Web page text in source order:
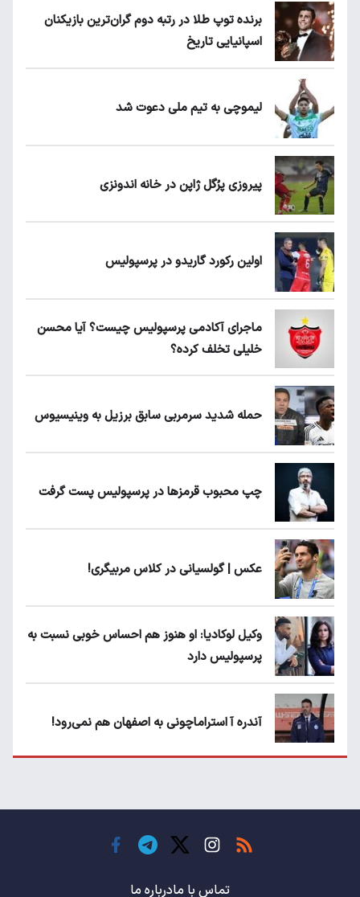
برنده توپ طلا در رتبه دوم گران‌ترین بازیکنان
اسپانیایی تاریخ
لیموچی به تیم ملی دعوت شد
پیروزی پرُگل ژاپن در خانه اندونزی
اولین رکورد گاریدو در پرسپولیس
ماجرای آکادمی پرسپولیس چیست؟ آیا محسن
خلیلی تخلف کرده؟
حمله شدید سرمربی سابق برزیل به وینیسیوس
چپ محبوب قرمزها در پرسپولیس پست گرفت
عکس | گولسیانی در کلاس مربیگری!
وکیل لوکادیا: او هنوز هم احساس خوبی نسبت به
پرسپولیس دارد
آندره آ استراماچونی به اصفهان هم نمی‌رود!
حسن روی هوا!
باشگاه های جهان
تماس با مادرباره ما